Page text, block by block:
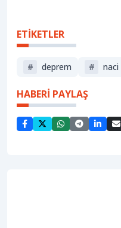
ETİKETLER
# deprem #
HABERİ PAYLAŞ